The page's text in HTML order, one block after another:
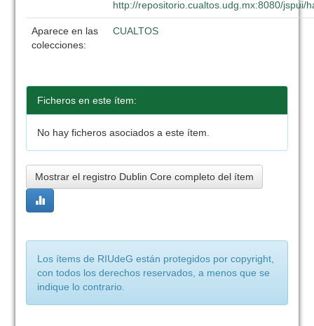
http://repositorio.cualtos.udg.mx:8080/jspui/
Aparece en las
colecciones:
CUALTOS
Ficheros en este ítem:
No hay ficheros asociados a este ítem.
Mostrar el registro Dublin Core completo del ítem
Los ítems de RIUdeG están protegidos por copyright,
con todos los derechos reservados, a menos que se
indique lo contrario.